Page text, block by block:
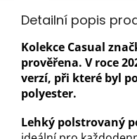
Detailní popis
Kolekce Casual
prověřena. V roce
verzí, při které byl
polyester.
Lehký polstrovaný